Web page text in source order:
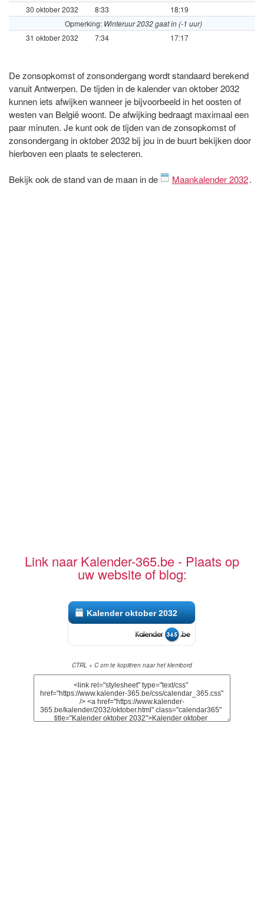
30 oktober 2032
8:33
18:19
Opmerking: Winteruur 2032 gaat in (-1 uur)
31 oktober 2032
7:34 17:17
De zonsopkomst of zonsondergang wordt standaard berekend
vanuit Antwerpen. De tijden in de kalender van oktober 2032
kunnen iets afwijken wanneer je bijvoorbeeld in het oosten of
westen van België woont. De afwijking bedraagt maximaal een
paar minuten. Je kunt ook de tijden van de zonsopkomst of
zonsondergang in oktober 2032 bij jou in de buurt bekijken door
hierboven een plaats te selecteren.
Bekijk ook de stand van de maan in de Maankalender 2032.
Link naar Kalender-365.be - Plaats op
uw website of blog:
Kalender oktober 2032
CTRL + C om te kopiëren naar het klembord